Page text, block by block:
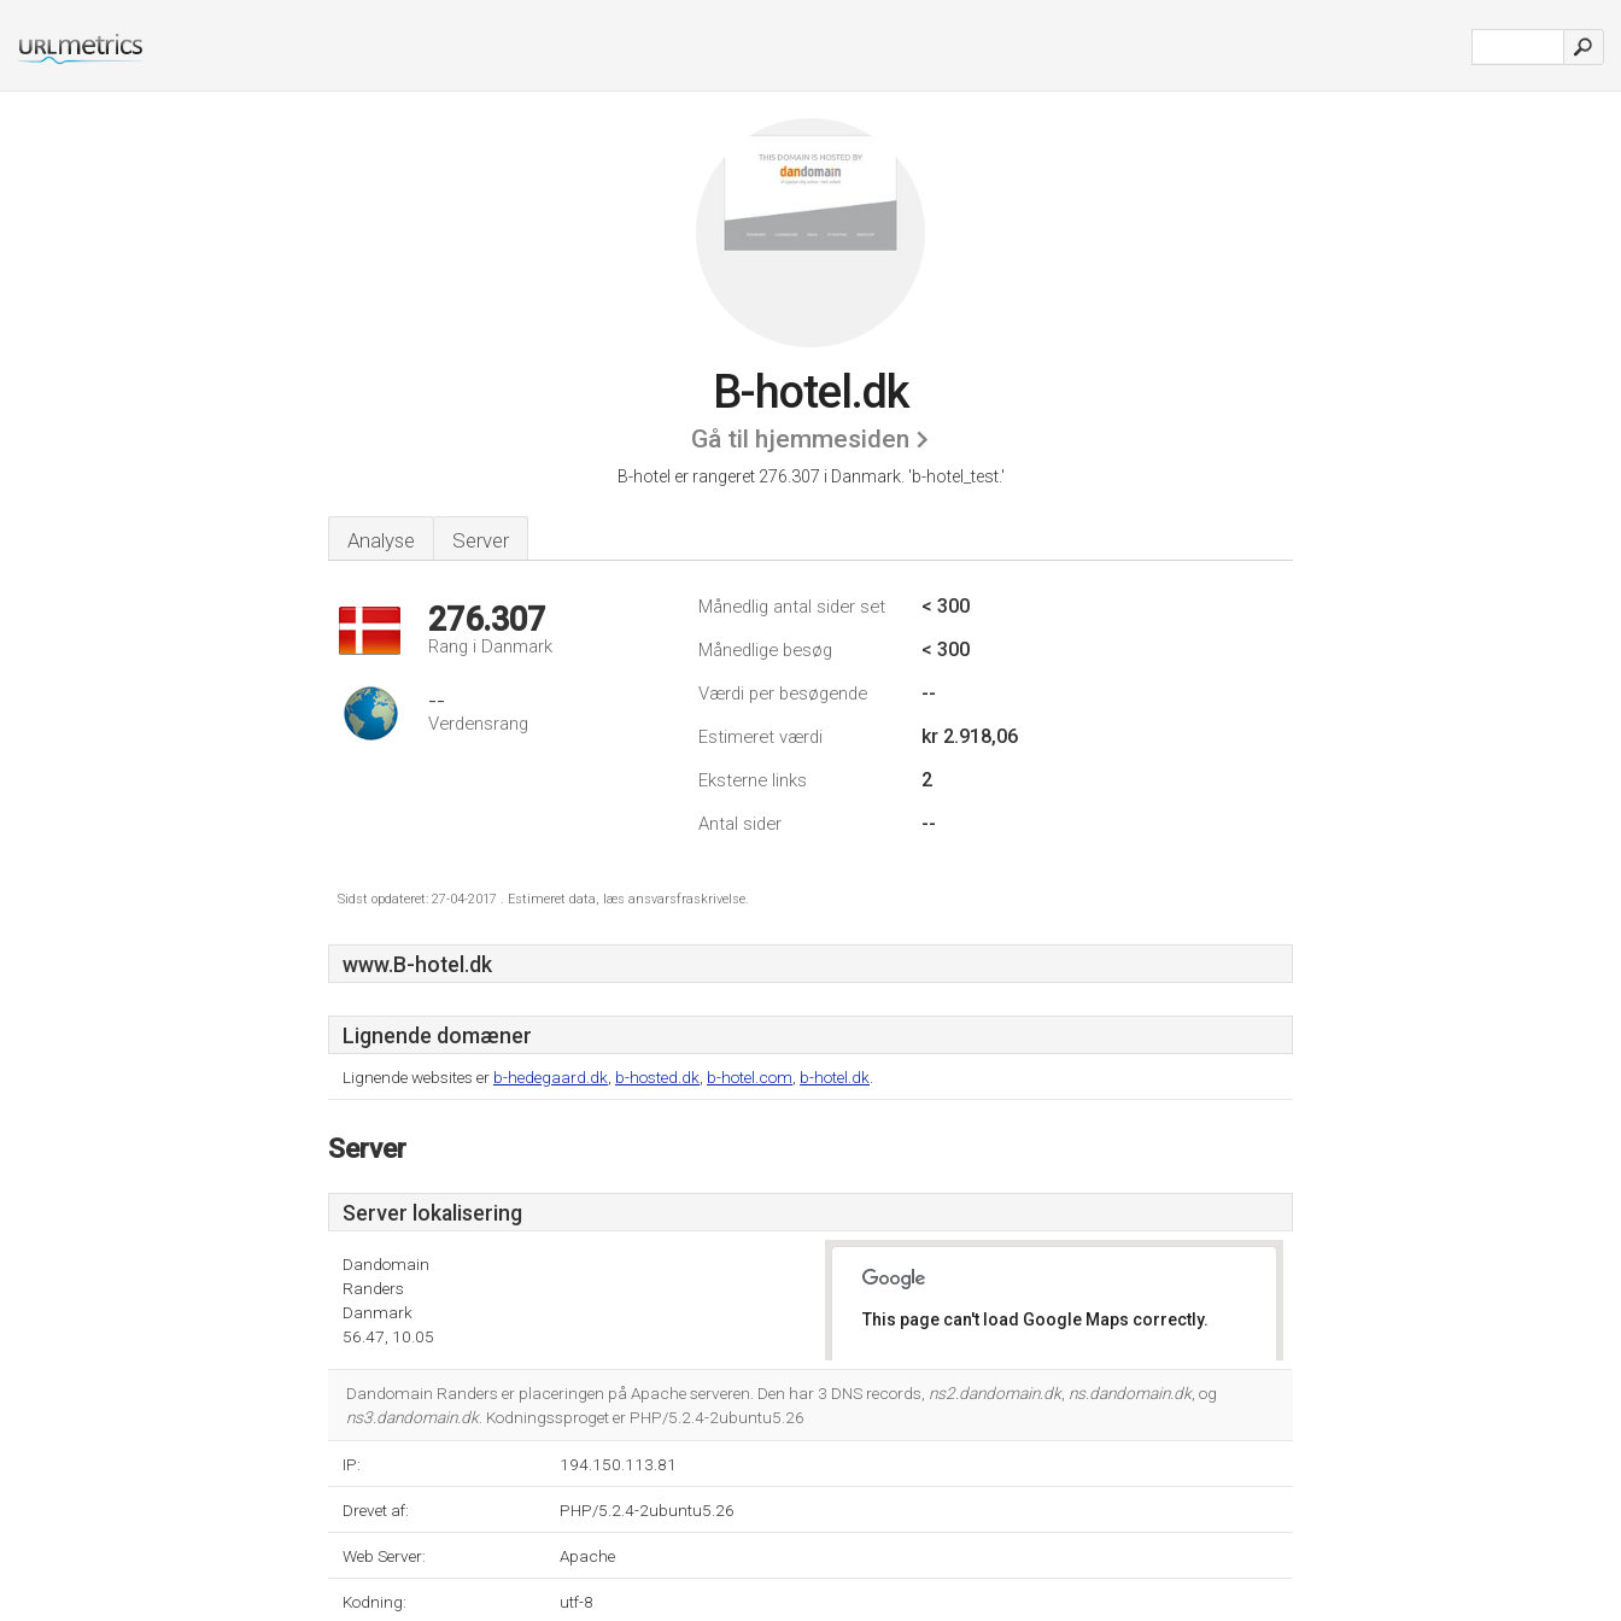
B-hotel.dk
Gå til hjemmesiden
B-hotel er rangeret 276.307 i Danmark. 'b-hotel_test.'
Analyse Server
276.307
Rang i Danmark
--
Verdensrang
Månedlig antal sider set < 300
Månedlige besøg < 300
Værdi per besøgende --
Estimeret værdi kr 2.918,06
Eksterne links 2
Antal sider --
Sidst opdateret: 27-04-2017 . Estimeret data, læs ansvarsfraskrivelse.
www.B-hotel.dk
Lignende domæner
Lignende websites er b-hedegaard.dk b-hosted.dk b-hotel.com b-hotel.dk
Server
Server lokalisering
Dandomain
Randers
Danmark
56.47, 10.05
This page can't load Google Maps correctly.
Dandomain Randers er placeringen på Apache serveren. Den har 3 DNS records, ns2.dandomain.dk, ns.dandomain.dk, og
ns3.dandomain.dk. Kodningssproget er PHP/5.2.4-2ubuntu5.26
IP: 194.150.113.81
Drevet af: PHP/5.2.4-2ubuntu5.26
Web Server: Apache
Kodning: utf-8